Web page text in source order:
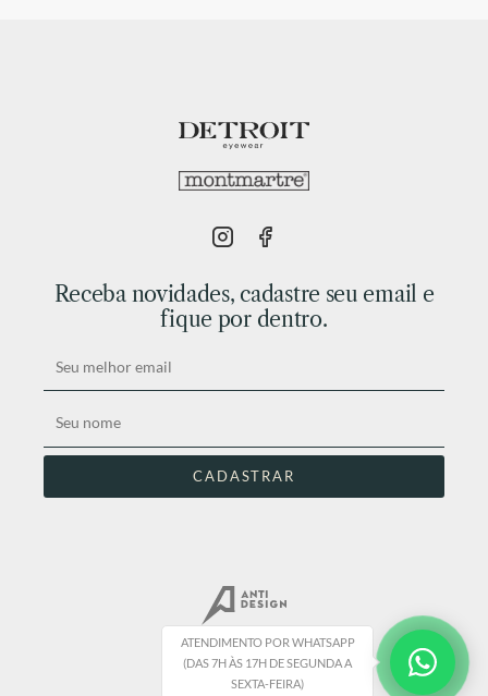
ATENDIMENTO POR WHATSAPP
(DAS 7H ÀS 17H DE SEGUNDA A
SEXTA-FEIRA)
Receba novidades, cadastre seu email e
fique por dentro.